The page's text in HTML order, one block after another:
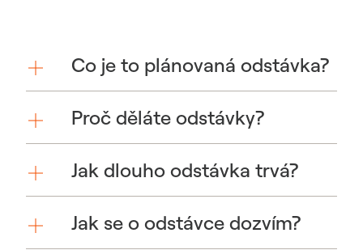
Co je to plánovaná odstávka?
Proč děláte odstávky?
Jak dlouho odstávka trvá?
Jak se o odstávce dozvím?